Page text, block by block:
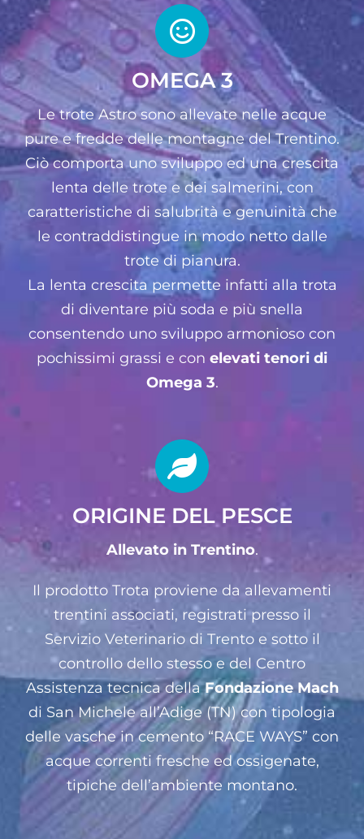
OMEGA 3
Le trote Astro sono allevate nelle acque
pure e fredde delle montagne del Trentino.
Ciò comporta uno sviluppo ed una crescita
lenta delle trote e dei salmerini, con
caratteristiche di salubrità e genuinità che
le contraddistingue in modo netto dalle
trote di pianura.
La lenta crescita permette infatti alla trota
di diventare più soda e più snella
consentendo uno sviluppo armonioso con
pochissimi grassi e con elevati tenori di
Omega 3.
ORIGINE DEL PESCE
Allevato in Trentino.
Il prodotto Trota proviene da allevamenti
trentini associati, registrati presso il
Servizio Veterinario di Trento e sotto il
controllo dello stesso e del Centro
Assistenza tecnica dellaFondazione Mach
di San Michele all’Adige (TN) con tipologia
delle vasche in cemento “RACE WAYS” con
acque correnti fresche ed ossigenate,
tipiche dell’ambiente montano.